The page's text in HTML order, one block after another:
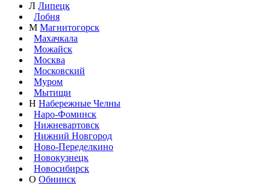
Л Липецк
Лобня
М Магнитогорск
Махачкала
Можайск
Москва
Московский
Муром
Мытищи
Н Набережные Челны
Наро-Фоминск
Нижневартовск
Нижний Новгород
Ново-Переделкино
Новокузнецк
Новосибирск
О Обнинск